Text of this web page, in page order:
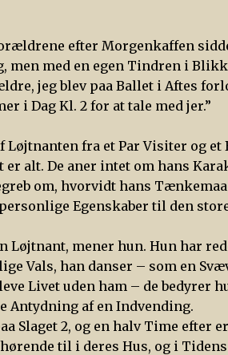
efter Morgenkaffen
men med en egen Tindren i
jeg blev paa Ballet i Aftes
i Dag Kl. 2 for at tale med jer.”
fra et Par Visiter og et
alt. De aner intet om hans
om, hvorvidt hans
Egenskaber til den
Løjtnant, mener hun. Hun har
Vals, han danser – som en
Livet uden ham – de bedyrer
Antydning af en Indvending.
Slaget 2, og en halv Time efter
til i deres Hus, og i Tidens